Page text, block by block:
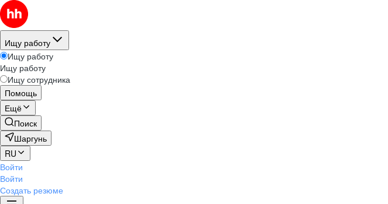
Ищу работу
Ищу работу
Ищу работу
Ищу сотрудника
Помощь
Ещё
Поиск
Шаргунь
RU
Войти
Войти
Создать резюме